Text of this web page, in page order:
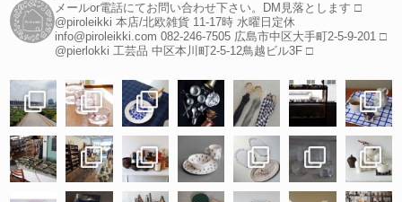
メールor電話にてお問い合わせ下さい。DM見落とします □
@piroleikki 本店/北欧雑貨 11-17時 水曜日定休
info@piroleikki.com 082-246-7505 広島市中区大手町2-5-9-201 □
@pierlokki 工芸品 中区本川町2-5-12鳥越ビル3F □